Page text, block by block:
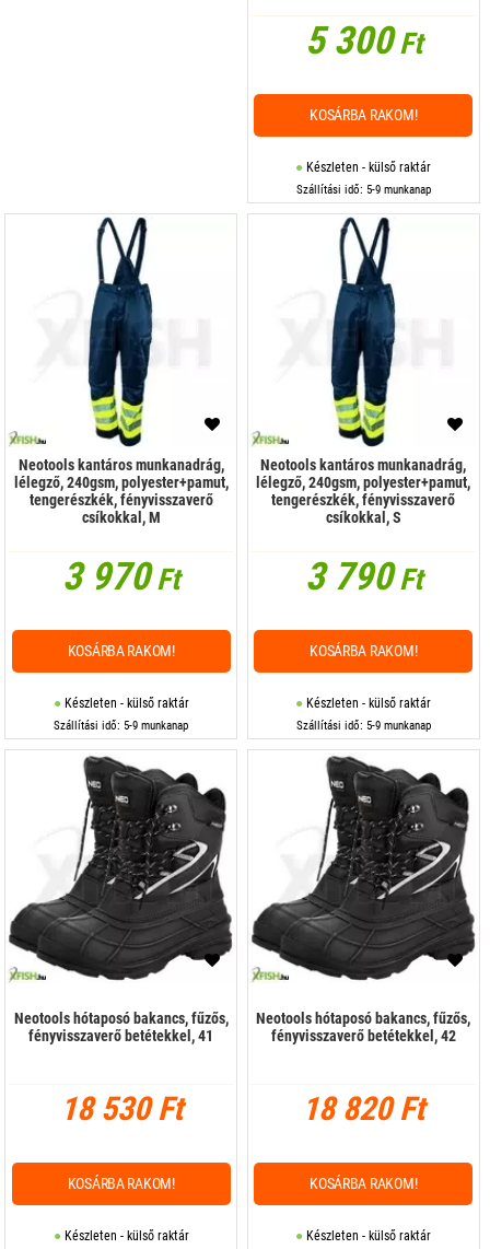
5 300Ft
Készleten - külső raktár
Szállítási idő: 5-9 munkanap
KOSÁRBA RAKOM!
Neotools kantáros munkanadrág,
lélegző, 240gsm, polyester+pamut,
tengerészkék, fényvisszaverő
csíkokkal, M
3 970Ft
Készleten - külső raktár
Szállítási idő: 5-9 munkanap
KOSÁRBA RAKOM!
Neotools kantáros munkanadrág,
lélegző, 240gsm, polyester+pamut,
tengerészkék, fényvisszaverő
csíkokkal, S
3 790Ft
Készleten - külső raktár
Szállítási idő: 5-9 munkanap
KOSÁRBA RAKOM!
Neotools hótaposó bakancs, fűzős,
fényvisszaverő betétekkel, 41
18 530 Ft
Készleten - külső raktár
KOSÁRBA RAKOM!
Neotools hótaposó bakancs, fűzős,
fényvisszaverő betétekkel, 42
18 820 Ft
Készleten - külső raktár
KOSÁRBA RAKOM!